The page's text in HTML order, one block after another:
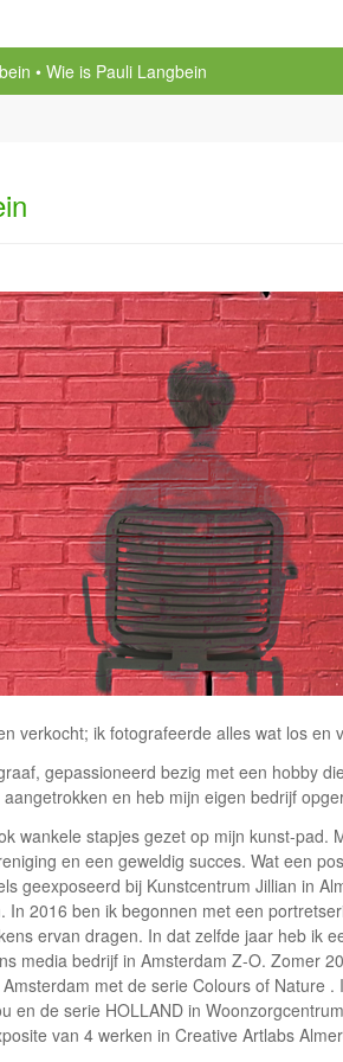
Wie is Pauli Langbein
verkocht; ik fotografeerde alles wat los en
gepassioneerd bezig met een hobby
en heb mijn eigen bedrijf
wankele stapjes gezet op mijn kunst-pad.
en een geweldig succes. Wat een
geexposeerd bij Kunstcentrum Jillian in
In 2016 ben ik begonnen met een
ervan dragen. In dat zelfde jaar heb ik
media bedrijf in Amsterdam Z-O. Zomer
met de serie Colours of Nature
en de serie HOLLAND in
van 4 werken in Creative Artlabs